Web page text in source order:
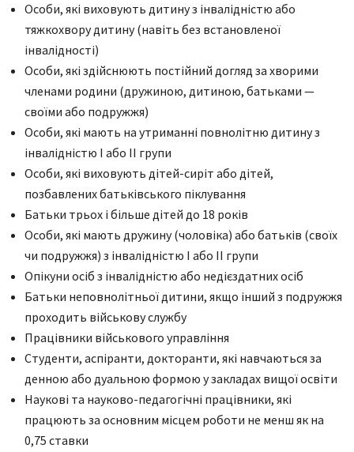
Особи, які виховують дитину з інвалідністю або
тяжкохвору дитину (навіть без встановленої
інвалідності)
Особи, які здійснюють постійний догляд за хворими
членами родини (дружиною, дитиною, батьками —
своїми або подружжя)
Особи, які мають на утриманні повнолітню дитину з
інвалідністю I або II групи
Особи, які виховують дітей-сиріт або дітей,
позбавлених батьківського піклування
Батьки трьох і більше дітей до 18 років
Особи, які мають дружину (чоловіка) або батьків (своїх
чи подружжя) з інвалідністю I або II групи
Опікуни осіб з інвалідністю або недієздатних осіб
Батьки неповнолітньої дитини, якщо інший з подружжя
проходить військову службу
Працівники військового управління
Студенти, аспіранти, докторанти, які навчаються за
денною або дуальною формою у закладах вищої освіти
Наукові та науково-педагогічні працівники, які
працюють за основним місцем роботи не менш як на
0,75 ставки